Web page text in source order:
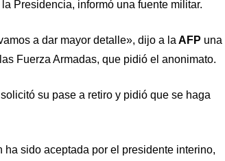
Presidencia, informó una fuente militar.
a dar mayor detalle», dijo a la AFP una
Fuerza Armadas, que pidió el anonimato.
su pase a retiro y pidió que se haga
sido aceptada por el presidente interino,